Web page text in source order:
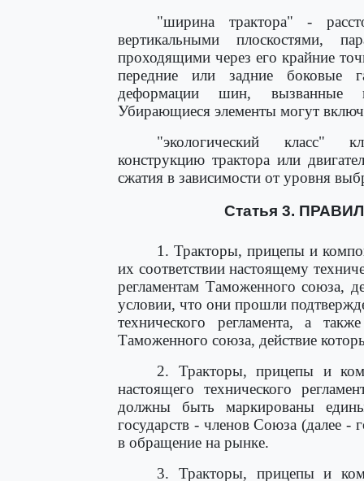
"ширина трактора" -
вертикальными плоскостями,
проходящими через его крайние
передние или задние боковые
деформации шин, вызванные
Убирающиеся элементы могут
"экологический класс"
конструкцию трактора или
сжатия в зависимости от уровня
Статья 3.
1. Тракторы, прицепы и
их соответствии настоящему
регламентам Таможенного союза,
условии, что они прошли
технического регламента, а
Таможенного союза, действие
2. Тракторы, прицепы и
настоящего технического
должны быть маркированы
государств - членов Союза (далее -
в обращение на рынке.
3. Тракторы, прицепы и